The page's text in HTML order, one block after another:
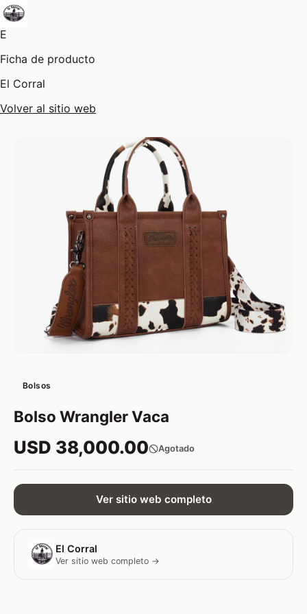
E
Ficha de producto
El Corral
Volver al sitio web
Bolsos
Bolso Wrangler Vaca
USD 38,000.00 Agotado
Ver sitio web completo
El Corral
Ver sitio web completo →